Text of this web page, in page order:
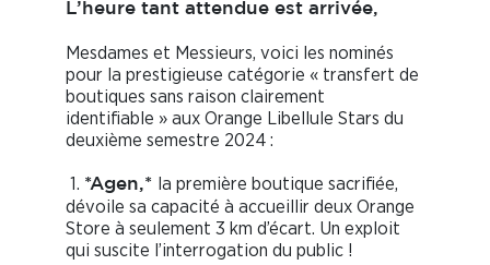
L’heure tant attendue est arrivée,
Mesdames et Messieurs, voici les nominés
pour la prestigieuse catégorie « transfert de
boutiques sans raison clairement
identifiable » aux Orange Libellule Stars du
deuxième semestre 2024 :
1. *Agen,* la première boutique sacrifiée,
dévoile sa capacité à accueillir deux Orange
Store à seulement 3 km d’écart. Un exploit
qui suscite l’interrogation du public !